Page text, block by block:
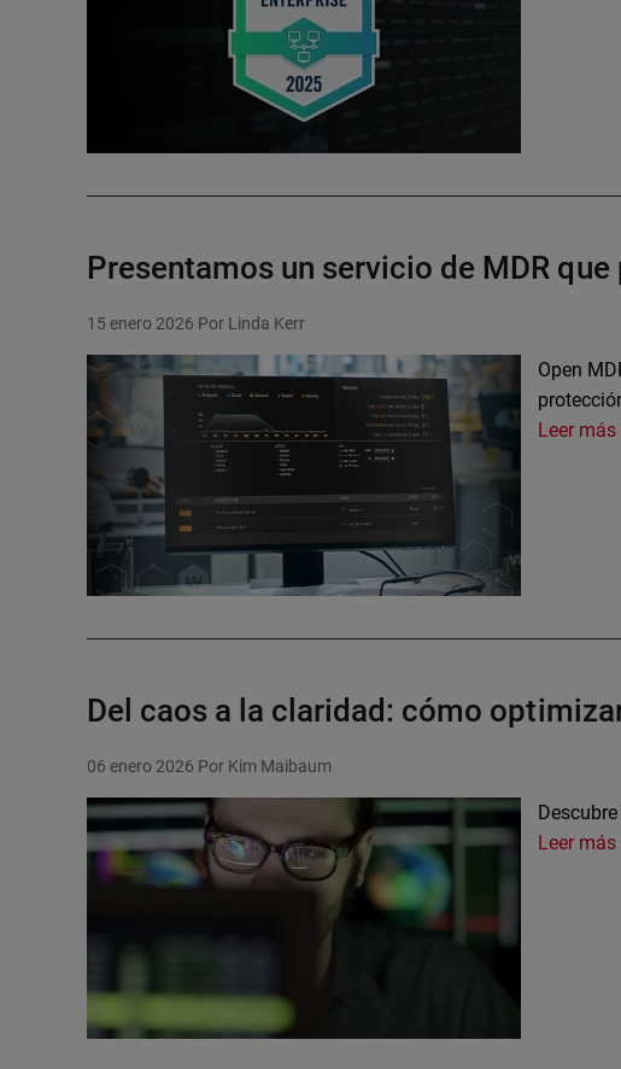
Presentamos un servicio de MDR
15 enero 2026 Por Linda Kerr
Open
Leer más
Del caos a la claridad: cómo
06 enero 2026 Por Kim Maibaum
Leer más